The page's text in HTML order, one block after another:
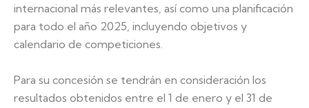
internacional más relevantes, así como una planificación
para todo el año 2025, incluyendo objetivos y
calendario de competiciones.
Para su concesión se tendrán en consideración los
resultados obtenidos entre el 1 de enero y el 31 de